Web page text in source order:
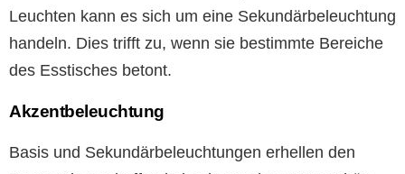
Leuchten kann es sich um eine Sekundärbeleuchtung
handeln. Dies trifft zu, wenn sie bestimmte Bereiche
des Esstisches betont.
Akzentbeleuchtung
Basis und Sekundärbeleuchtungen erhellen den